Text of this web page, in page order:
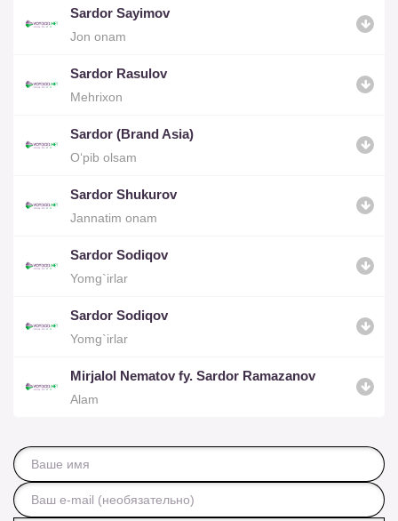
Sardor Sayimov
Jon onam
Sardor Rasulov
Mehrixon
Sardor (Brand Asia)
O‘pib olsam
Sardor Shukurov
Jannatim onam
Sardor Sodiqov
Yomg`irlar
Sardor Sodiqov
Yomg`irlar
Mirjalol Nematov fy. Sardor Ramazanov
Alam